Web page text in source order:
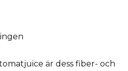
är dess fiber- och